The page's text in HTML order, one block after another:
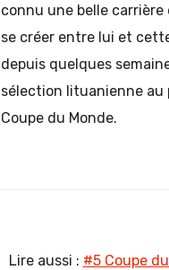
connu une belle
se créer entre lui et
depuis quelques
sélection lituanienne au
Coupe du Monde.
Lire aussi : #5 Coupe